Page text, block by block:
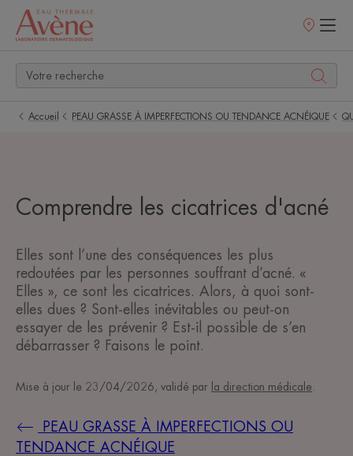
Points
Accueil PEAU GRASSE À IMPERFECTIONS OU TENDANCE ACNÉIQUE
Comprendre les cicatrices d'acné
Elles sont l’une des conséquences les plus
redoutées par les personnes souffrant d’acné. «
Elles », ce sont les cicatrices. Alors, à quoi sont-
elles dues ? Sont-elles inévitables ou peut-on
essayer de les prévenir ? Est-il possible de s’en
débarrasser ? Faisons le point.
Mise à jour le 23/04/2026 , validé par la direction médicale
PEAU GRASSE À IMPERFECTIONS OU
TENDANCE ACNÉIQUE